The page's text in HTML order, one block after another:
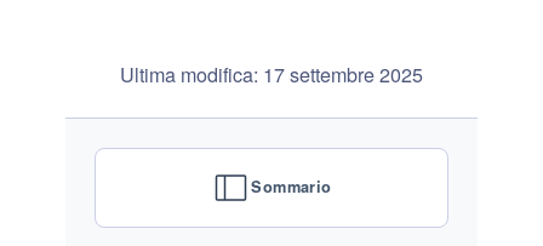
Ultima modifica: 17 settembre 2025
Sommario